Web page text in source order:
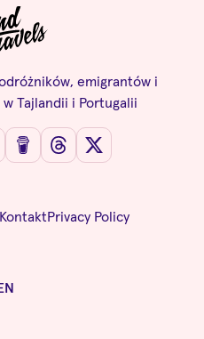
emigrantów i
Tajlandii i Portugalii
KontaktPrivacy Policy